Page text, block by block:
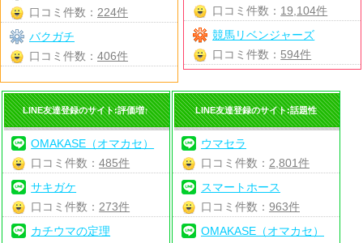
口コミ件数： 19,104件
競馬リベンジャーズ
口コミ件数： 594件
口コミ件数： 224件
バクガチ
口コミ件数： 406件
LINE友達登録のサイト:評価増↑
OMAKASE（オマカセ）
口コミ件数：485件
サキガケ
口コミ件数： 273件
カチウマの定理
LINE友達登録のサイト:話題性
ウマセラ
口コミ件数： 2,801件
スマートホース
口コミ件数： 963件
OMAKASE（オマカセ）